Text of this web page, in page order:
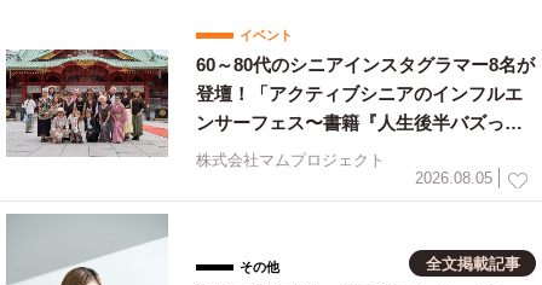
イベント
60～80代のシニアインスタグラマー8名が
登壇！「アクティブシニアのインフルエ
ンサーフェス〜書籍『人生後半バズって
ます！』出版祝〜」を開催
株式会社マムプロジェクト
2026.08.05
その他 全文掲載記事